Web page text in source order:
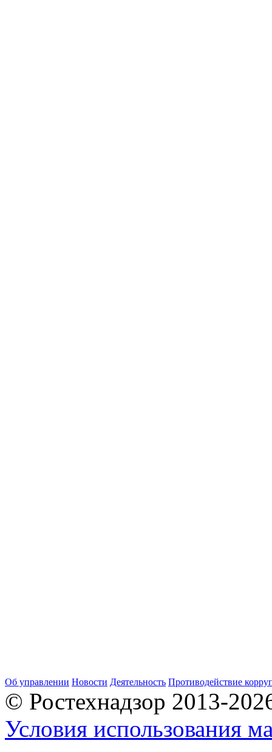
Об управлении Новости Деятельность Противодействие
© Ростехнадзор 2013-
Условия использования